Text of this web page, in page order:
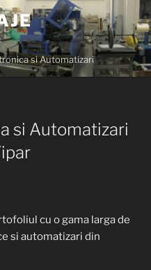
si Automatizari
si Automatizari
cu o gama larga de
si automatizari din